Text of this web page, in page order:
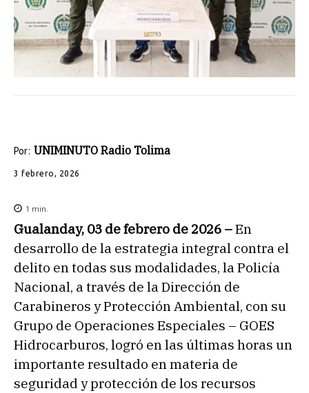
Por: UNIMINUTO Radio Tolima
3 febrero, 2026
1 min.
Gualanday, 03 de febrero de 2026 –En
desarrollo de la estrategia integral contra el
delito en todas sus modalidades, la Policía
Nacional, a través de la Dirección de
Carabineros y Protección Ambiental, con su
Grupo de Operaciones Especiales – GOES
Hidrocarburos, logró en las últimas horas un
importante resultado en materia de
seguridad y protección de los recursos